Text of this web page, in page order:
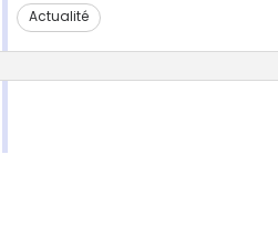
Actualité